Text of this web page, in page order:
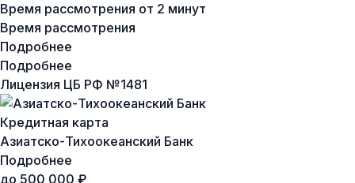
Время рассмотрения от 2 минут
Время рассмотрения
Подробнее
Подробнее
Лицензия ЦБ РФ №1481
Кредитная карта
Азиатско-Тихоокеанский Банк
Подробнее
до 500 000 ₽